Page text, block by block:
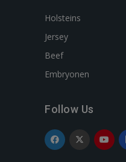
Holsteins
Jersey
Beef
Embryonen
Follow Us